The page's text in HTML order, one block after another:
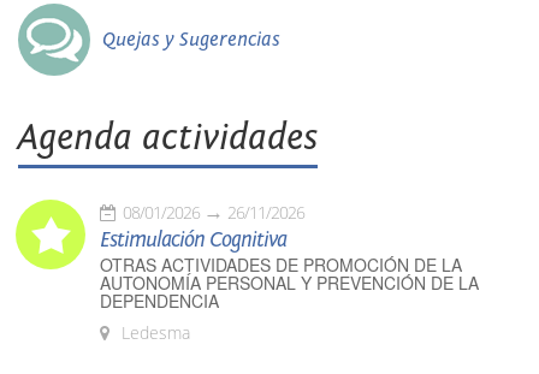
Quejas y Sugerencias
Agenda actividades
08/01/2026 26/11/2026
Estimulación Cognitiva
OTRAS ACTIVIDADES DE PROMOCIÓN DE LA
AUTONOMÍA PERSONAL Y PREVENCIÓN DE LA
DEPENDENCIA
Ledesma